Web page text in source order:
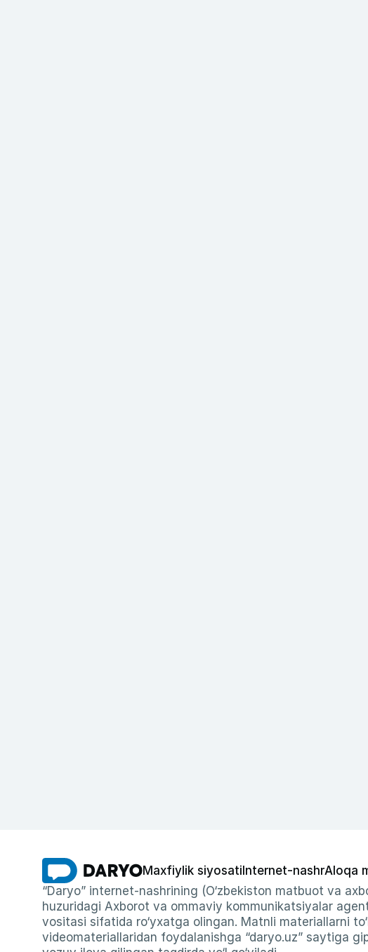
Maxfiylik siyosati Internet-nashrAloqa
“Daryo” internet-nashrining (O‘zbekiston matbuot va
huzuridagi Axborot va ommaviy kommunikatsiyalar
vositasi sifatida ro‘yxatga olingan. Matnli materiallarni
videomateriallaridan foydalanishga “daryo.uz” saytiga